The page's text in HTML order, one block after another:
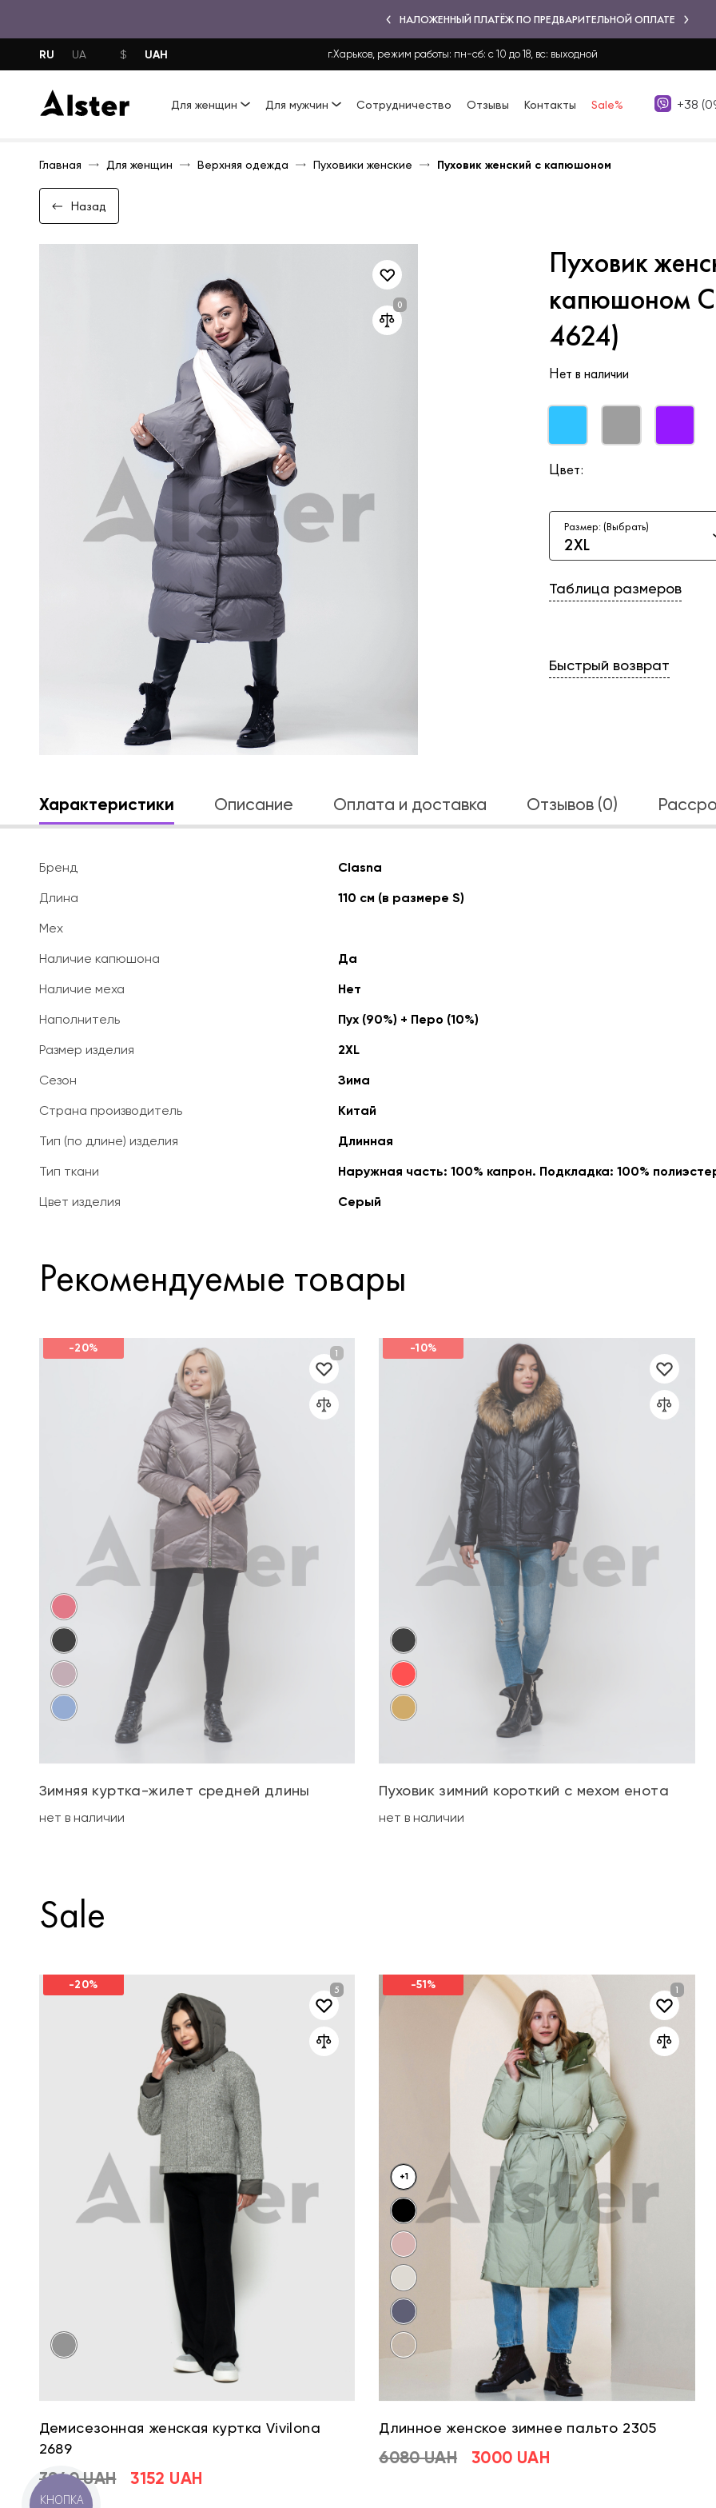
НАЛОЖЕННЫЙ ПЛАТЁЖ ПО ПРЕДВАРИТЕЛЬНОЙ ОПЛАТЕ
RU UA $ UAH г.Харьков, режим работы: пн-сб: с 10 до 18, вс: выходной
Для женщин Для мужчин Сотрудничество Отзывы Контакты Sale% +38
Главная Для женщин Верхняя одежда Пуховики женские Пуховик женский с капюшоном
Назад
Пуховик
капюшоном
4624)
Нет в наличии
Цвет:
Размер: (Выбрать)
2XL
Таблица размеров
Быстрый возврат
Характеристики Описание Оплата и доставка Отзывов (0)
Бренд
Clasna
Длина
110 см (в размере S)
Мех
Наличие капюшона
Да
Наличие меха
Нет
Наполнитель
Пух (90%) + Перо (10%)
Размер изделия
2XL
Сезон
Зима
Страна производитель
Китай
Тип (по длине) изделия
Длинная
Тип ткани
Наружная часть: 100% капрон. Подкладка: 100%
Цвет изделия
Серый
Рекомендуемые товары
-20%
Зимняя куртка-жилет средней длины
нет в наличии
-10%
Пуховик зимний короткий с мехом енота
нет в наличии
Sale
-20%
Демисезонная женская куртка Vivilona
2689
3940 UAH 3152 UAH
-51%
+1
Длинное женское зимнее пальто 2305
6080 UAH 3000 UAH
КНОПКА